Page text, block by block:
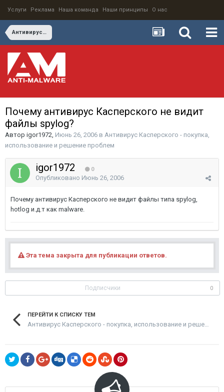
Услуги Реклама Наша команда Наши принципы О нас
Антивирус Касперского - покупка, использование и решение проблем
Почему антивирус Касперского не видит
файлы spylog?
Автор igor1972, Июнь 26, 2006 в Антивирус Касперского - покупка,
использование и решение проблем
igor1972 0
Опубликовано Июнь 26, 2006
Почему антивирус Касперского не видит файлы типа spylog,
hotlog и.д.т как malware.
Эта тема закрыта для публикации ответов.
Подписчики 0
ПЕРЕЙТИ К СПИСКУ ТЕМ